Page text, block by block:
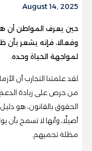
August 14, 2025
حين يعرف المواطن أن
وفعالا، فإنه يشعر
لمواجهة الحياة وحده.
لقد علمتنا التجارب أن
من حرص على زيادة
الحقوق بالقانون، هو
أصيلًا، وأنها لا تسمح
مظلة تحميهم.